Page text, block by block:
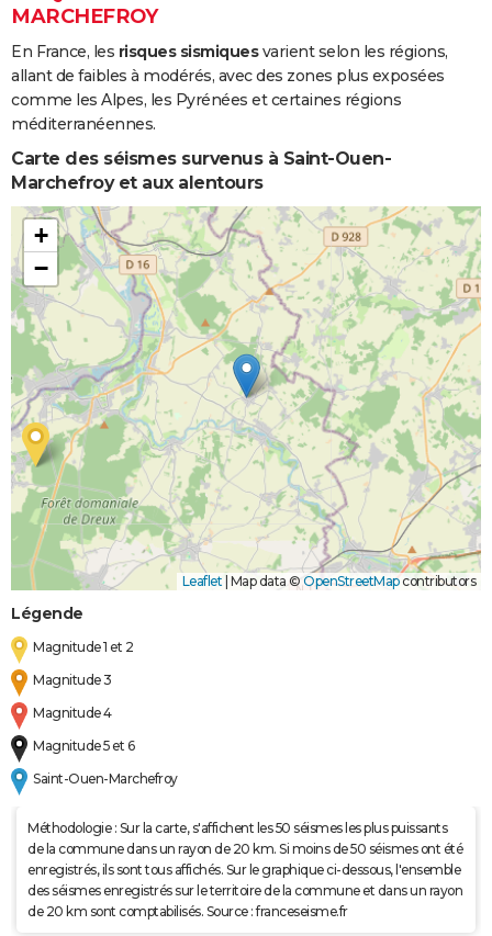
MARCHEFROY
En France, les risques sismiquesvarient selon les régions,
allant de faibles à modérés, avec des zones plus exposées
comme les Alpes, les Pyrénées et certaines régions
méditerranéennes.
Carte des séismes survenus à Saint-Ouen-
Marchefroy et aux alentours
+
−
Leaflet Map data ©OpenStreetMapcontributors
Légende
Magnitude 1 et 2
Magnitude 3
Magnitude 4
Magnitude 5 et 6
Saint-Ouen-Marchefroy
Méthodologie : Sur la carte, s'affichent les 50 séismes les plus puissants
de la commune dans un rayon de 20 km. Si moins de 50 séismes ont été
enregistrés, ils sont tous affichés. Sur le graphique ci-dessous, l'ensemble
des séismes enregistrés sur le territoire de la commune et dans un rayon
de 20 km sont comptabilisés. Source : franceseisme.fr